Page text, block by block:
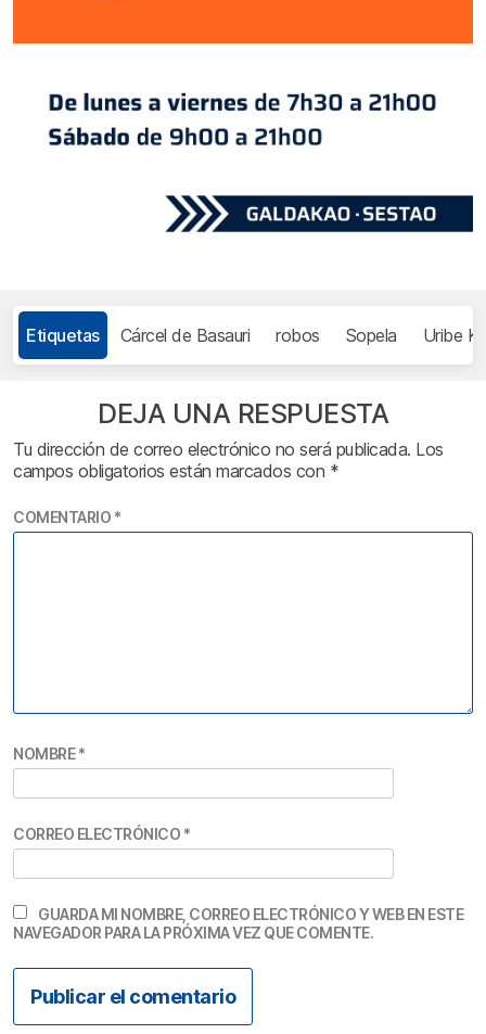
Etiquetas Cárcel de Basauri robos Sopela Uribe
DEJA UNA RESPUESTA
Tu dirección de correo electrónico no será publicada. Los
campos obligatorios están marcados con *
COMENTARIO *
NOMBRE*
CORREO ELECTRÓNICO *
GUARDA MI NOMBRE, CORREO ELECTRÓNICO Y WEB EN ESTE
NAVEGADOR PARA LA PRÓXIMA VEZ QUE COMENTE.